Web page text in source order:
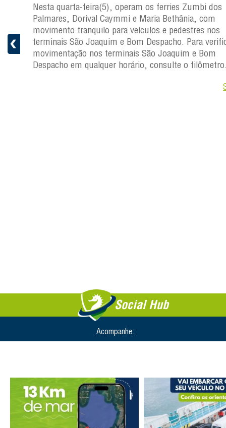
a
Nesta quarta-feira(5), operam os ferries Zumbi dos
Palmares, Dorival Caymmi e Maria Bethânia, com
movimento tranquilo para veículos e pedestres nos
terminais São Joaquim e Bom Despacho. Para
movimentação nos terminais São Joaquim e Bom
Despacho em qualquer horário, consulte o
Social Hub
Acompanhe: